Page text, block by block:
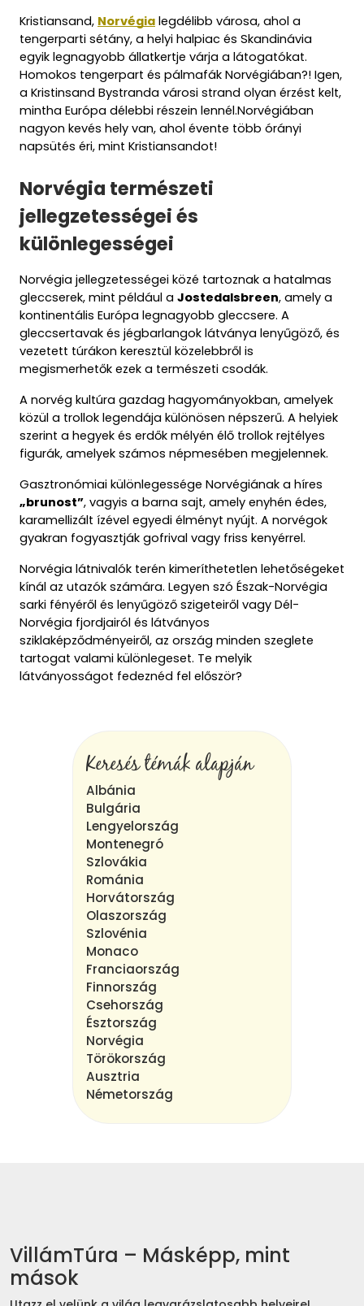
Kristiansand, Norvégia legdélibb városa, ahol a
tengerparti sétány, a helyi halpiac és Skandinávia
egyik legnagyobb állatkertje várja a látogatókat.
Homokos tengerpart és pálmafák Norvégiában?! Igen,
a Kristinsand Bystranda városi strand olyan érzést kelt,
mintha Európa délebbi részein lennél.Norvégiában
nagyon kevés hely van, ahol évente több órányi
napsütés éri, mint Kristiansandot!
Norvégia természeti
jellegzetességei és
különlegességei
Norvégia jellegzetességei közé tartoznak a hatalmas
gleccserek, mint például a Jostedalsbreen, amely a
kontinentális Európa legnagyobb gleccsere. A
gleccsertavak és jégbarlangok látványa lenyűgöző, és
vezetett túrákon keresztül közelebbről is
megismerhetők ezek a természeti csodák.
A norvég kultúra gazdag hagyományokban, amelyek
közül a trollok legendája különösen népszerű. A helyiek
szerint a hegyek és erdők mélyén élő trollok rejtélyes
figurák, amelyek számos népmesében megjelennek.
Gasztronómiai különlegessége Norvégiának a híres
„brunost”, vagyis a barna sajt, amely enyhén édes,
karamellizált ízével egyedi élményt nyújt. A norvégok
gyakran fogyasztják gofrival vagy friss kenyérrel.
Norvégia látnivalók terén kimeríthetetlen lehetőségeket
kínál az utazók számára. Legyen szó Észak-Norvégia
sarki fényéről és lenyűgöző szigeteiről vagy Dél-
Norvégia fjordjairól és látványos
sziklaképződményeiről, az ország minden szeglete
tartogat valami különlegeset. Te melyik
látványosságot fedeznéd fel először?
Keresés témák alapján
Albánia
Bulgária
Lengyelország
Montenegró
Szlovákia
Románia
Horvátország
Olaszország
Szlovénia
Monaco
Franciaország
Finnország
Csehország
Észtország
Norvégia
Törökország
Ausztria
Németország
VillámTúra – Másképp, mint
mások